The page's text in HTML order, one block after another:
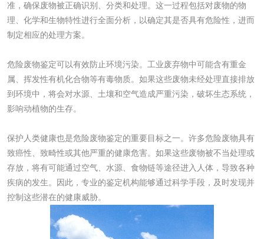
准，确保废物被正确识别、分类和处理。这一过程包括对废物的物
理、化学和生物特性进行全面分析，以确定其是否具有危险性，进而
制定相应的处理方案。
危险废物鉴定可以有效防止环境污染。工业废弃物中可能含有重金
属、挥发性有机化合物等有毒物质。如果这些废物未经处理直接排放
到环境中，将会对水源、土壤和空气造成严重污染，破坏生态系统，
影响动植物的生存。
保护人类健康也是危险废物鉴定的重要目标之一。许多危险废物具有
致癌性、致畸性或其他严重的健康危害。如果这些废物被不当处理或
存放，将有可能通过空气、水源、食物链等途径进入人体，导致各种
疾病的发生。因此，专业的鉴定机构能够通过科学手段，及时发现并
控制这些潜在的健康威胁。
化妆品毒理试验 化妆品毒理测试
验
化妆品急性经口毒
化妆品皮肤变态反
验
日化产品
洗衣液检测 洗涤剂检测
花露水检测